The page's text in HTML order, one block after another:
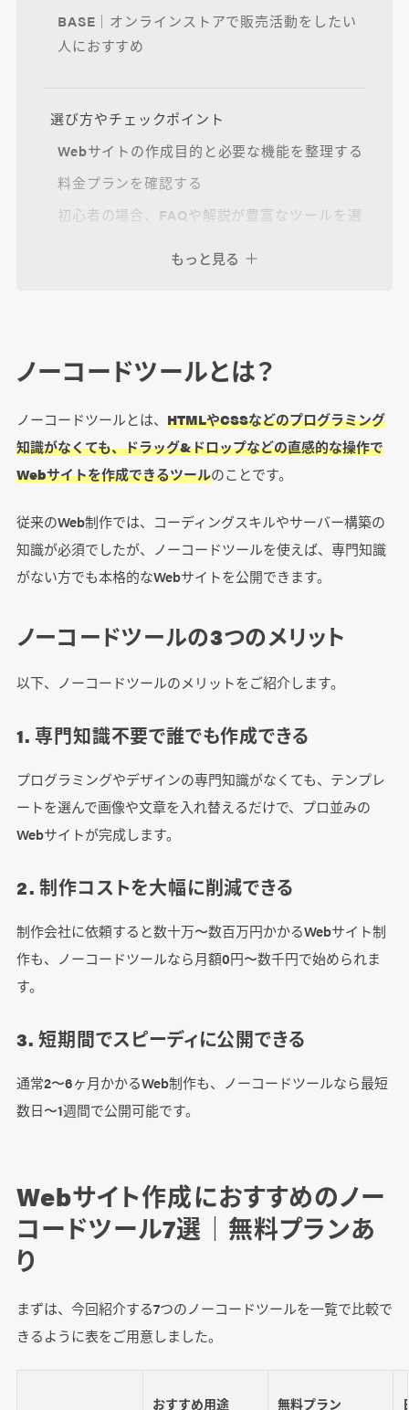
BASE｜オンラインストアで販売活動をしたい
人におすすめ
選び方やチェックポイント
Webサイトの作成目的と必要な機能を整理する
料金プランを確認する
初心者の場合、FAQや解説が豊富なツールを選
ランニングコストが高い
まとめ
もっと見る
ノーコードツールとは？
ノーコードツールとは、 HTMLやCSSなどのプログラミング
知識がなくても、ドラッグ&ドロップなどの直感的な操作で
Webサイトを作成できるツールのことです。
従来のWeb制作では、コーディングスキルやサーバー構築の
知識が必須でしたが、ノーコードツールを使えば、専門知識
がない方でも本格的なWebサイトを公開できます。
ノーコードツールの3つのメリット
以下、ノーコードツールのメリットをご紹介します。
1. 専門知識不要で誰でも作成できる
プログラミングやデザインの専門知識がなくても、テンプレ
ートを選んで画像や文章を入れ替えるだけで、プロ並みの
Webサイトが完成します。
2. 制作コストを大幅に削減できる
制作会社に依頼すると数十万〜数百万円かかるWebサイト制
作も、ノーコードツールなら月額0円〜数千円で始められま
す。
3. 短期間でスピーディに公開できる
通常2〜6ヶ月かかるWeb制作も、ノーコードツールなら最短
数日〜1週間で公開可能です。
Webサイト作成におすすめのノー
コードツール7選｜無料プランあ
り
まずは、今回紹介する7つのノーコードツールを一覧で比較で
きるように表をご用意しました。
おすすめ用途 無料プラン